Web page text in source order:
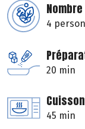
4
20 min
Cuisson
45 min